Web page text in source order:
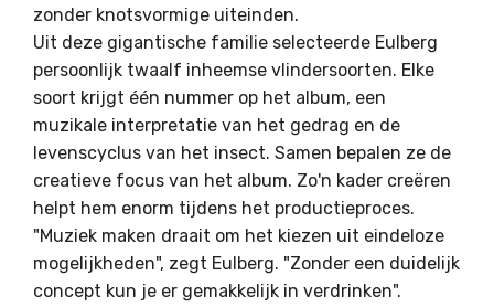
zonder knotsvormige uiteinden.
Uit deze gigantische familie selecteerde Eulberg
persoonlijk twaalf inheemse vlindersoorten. Elke
soort krijgt één nummer op het album, een
muzikale interpretatie van het gedrag en de
levenscyclus van het insect. Samen bepalen ze de
creatieve focus van het album. Zo'n kader creëren
helpt hem enorm tijdens het productieproces.
"Muziek maken draait om het kiezen uit eindeloze
mogelijkheden", zegt Eulberg. "Zonder een duidelijk
concept kun je er gemakkelijk in verdrinken".